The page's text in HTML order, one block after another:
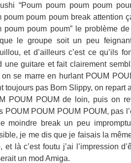
“Poum poum poum poum
poum poum poum break attention
poum poum poum” le problème
le groupe soit un peu
et d’ailleurs c’est ce qu’ils
une guitare et fait clairement
se marre en hurlant POUM
toujours pas Born Slippy, on repart
POUM POUM de loin, puis on
POUM POUM POUM POUM, pas
moindre break un peu
je me dis que je faisais la
et là c’est foutu j’ai l’impression
un mod Amiga.